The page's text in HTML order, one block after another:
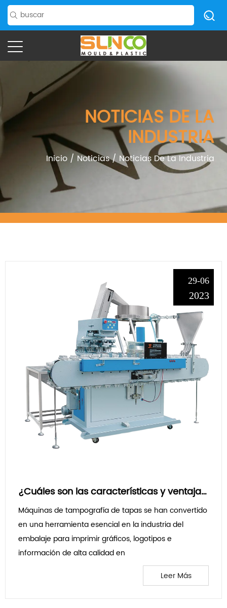
NOTICIAS DE LA
INDUSTRIA
Inicio / Noticias/ Noticias De La Industria
29-06
2023
¿Cuáles son las características y ventajas clave de una máquina de tampografía de tapas y cómo contribuye a mejorar la eficiencia y la calidad de los procesos de impresión de tapas en la industria del embalaje?
Máquinas de tampografía de tapas se han convertido
en una herramienta esencial en la industria del
embalaje para imprimir gráficos, logotipos e
información de alta calidad en
Leer Más